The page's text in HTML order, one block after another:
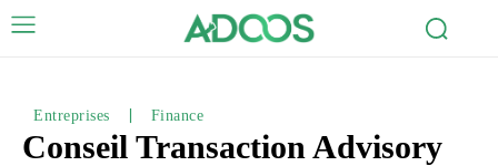
Entreprises Finance
Conseil Transaction Advisory